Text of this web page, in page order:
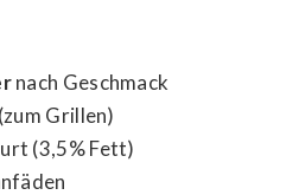
nach Geschmack
Grillen)
(3,5% Fett)